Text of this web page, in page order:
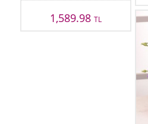
1,589.98TL